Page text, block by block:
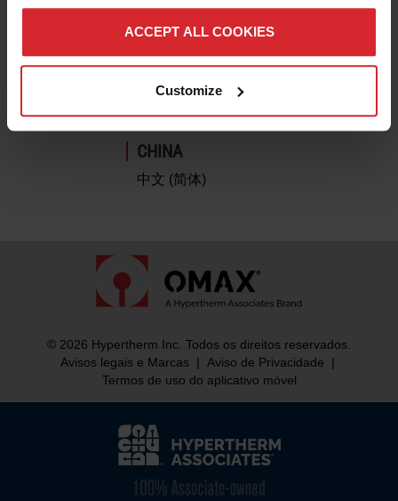
ACCEPT ALL COOKIES
Customize
ASIÁTICO
English
한국어
CHINA
中文 (简体)
© 2026 Hypertherm Inc. Todos os direitos reservados.
Avisos legais e Marcas
| Aviso de Privacidade
|
Termos de uso do aplicativo móvel